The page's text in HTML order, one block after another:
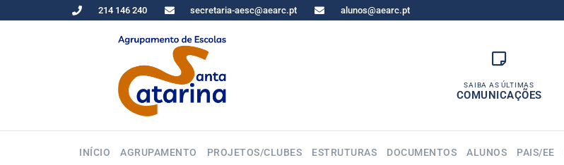
214 146 240 secretaria-aesc@aearc.pt alunos@aearc.pt
SAIBA AS ÚLTIMAS
COMUNICAÇÕES
INÍCIO AGRUPAMENTO PROJETOS/CLUBES ESTRUTURAS DOCUMENTOS ALUNOS PAIS/EE